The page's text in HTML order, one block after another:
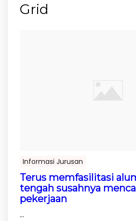
Grid
Informasi Jurusan
Terus memfasilitasi
tengah susahnya
pekerjaan
...